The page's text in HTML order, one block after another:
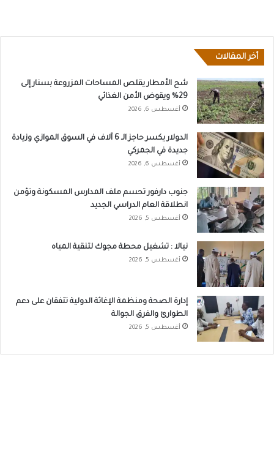
أخر المقالات
شح الأمطار يقلص المساحات المزروعة بسنار إلى
29% ويقوض الأمن الغذائي
أغسطس 6, 2026
الدولار يكسر حاجز الـ 6 آلاف في السوق الموازي وزيادة
جديدة في الجمركي
أغسطس 6, 2026
جنوب دارفور تحسم ملف المدارس المسكونة وتؤمن
انطلاقة العام الدراسي الجديد
أغسطس 5, 2026
نيالا : تشغيل محطة مجوك لتنقية المياه
أغسطس 5, 2026
إدارة الصحة ومنظمة الإغاثة الدولية تتفقان على دعم
الطوارئ والفرق الجوالة
أغسطس 5, 2026